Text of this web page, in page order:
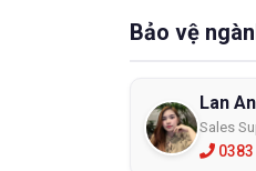
Bảo vệ
Lan
Sales